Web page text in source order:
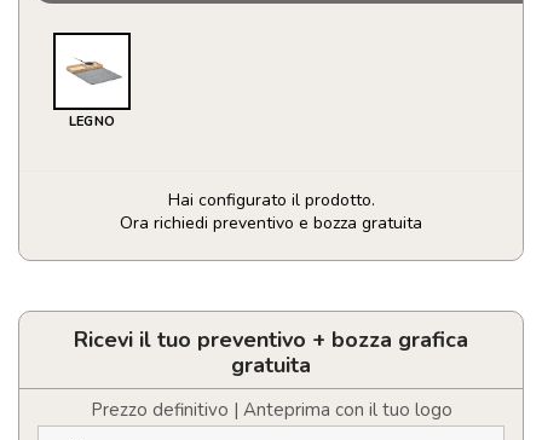
LEGNO
Hai configurato il prodotto.
Ora richiedi preventivo e bozza gratuita
Caricatore
e
organizer
personalizzabile
con
Ricevi il tuo preventivo + bozza grafica
gratuita
Prezzo definitivo | Anteprima con il tuo logo